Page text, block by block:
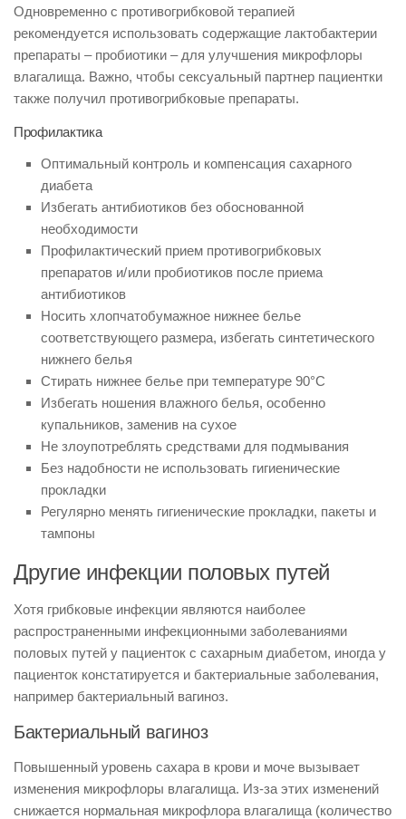
Одновременно с противогрибковой терапией
рекомендуется использовать содержащие лактобактерии
препараты – пробиотики – для улучшения микрофлоры
влагалища. Важно, чтобы сексуальный партнер пациентки
также получил противогрибковые препараты.
Профилактика
Оптимальный контроль и компенсация сахарного
диабета
Избегать антибиотиков без обоснованной
необходимости
Профилактический прием противогрибковых
препаратов и/ или пробиотиков после приема
антибиотиков
Носить хлопчатобумажное нижнее белье
соответствующего размера, избегать синтетического
нижнего белья
Стирать нижнее белье при температуре 90°C
Избегать ношения влажного белья, особенно
купальников, заменив на сухое
Не злоупотреблять средствами для подмывания
Без надобности не использовать гигиенические
прокладки
Регулярно менять гигиенические прокладки, пакеты и
тампоны
Другие инфекции половых путей
Хотя грибковые инфекции являются наиболее
распространенными инфекционными заболеваниями
половых путей у пациенток с сахарным диабетом, иногда у
пациенток констатируется и бактериальные заболевания,
например бактериальный вагиноз.
Бактериальный вагиноз
Повышенный уровень сахара в крови и моче вызывает
изменения микрофлоры влагалища. Из-за этих изменений
снижается нормальная микрофлора влагалища (количество